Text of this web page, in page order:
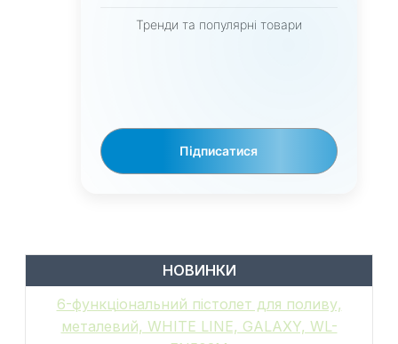
Тренди та популярні товари
Підписатися
НОВИНКИ
6-функціональний пістолет для поливу,
металевий, WHITE LINE, GALAXY, WL-